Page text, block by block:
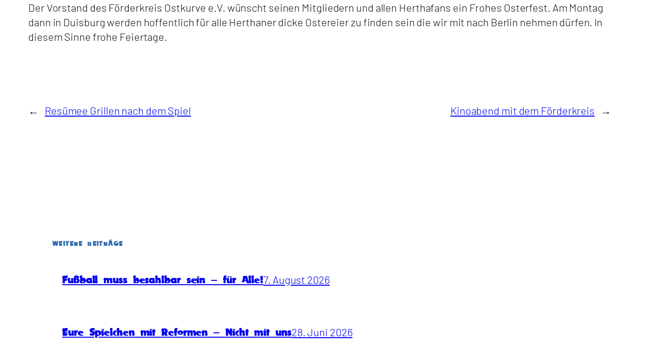
Der Vorstand des Förderkreis Ostkurve e.V. wünscht seinen Mitgliedern und allen Herthafans ein Frohes Osterfest. Am Montag
dann in Duisburg werden hoffentlich für alle Herthaner dicke Ostereier zu finden sein die wir mit nach Berlin nehmen dürfen. In
diesem Sinne frohe Feiertage.
← Resümee Grillen nach dem Spiel Kinoabend mit dem Förderkreis →
WEITERE BEITRÄGE
Fußball muss bezahlbar sein – für Alle!7. August 2026
Eure Spielchen mit Reformen – Nicht mit uns28. Juni 2026